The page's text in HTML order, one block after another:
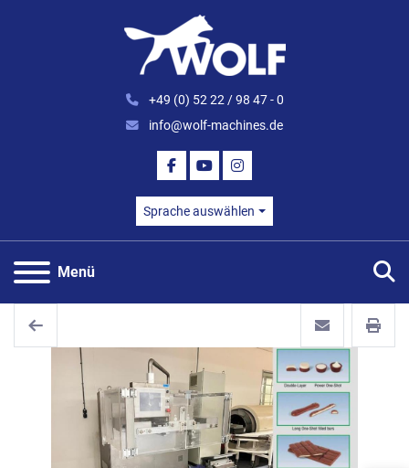
+49 (0) 52 22 / 98 47 - 0
info@wolf-machines.de
FACEBOOK
YOUTUBEINSTAGRAM
Sprache auswählen
Menü